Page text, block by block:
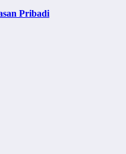
Pribadi